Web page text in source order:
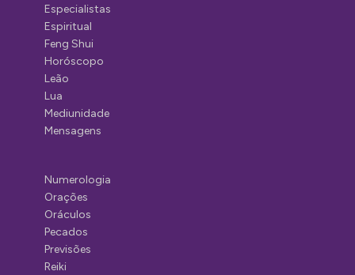
Especialistas
Espiritual
Feng Shui
Horóscopo
Leão
Lua
Mediunidade
Mensagens
Numerologia
Orações
Oráculos
Pecados
Previsões
Reiki